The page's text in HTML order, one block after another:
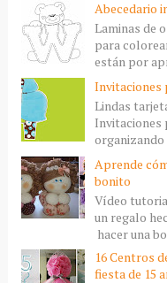
Abecedario
Laminas de
para
están por
Invitaciones
Lindas
Invitaciones
organizando
Aprende
bonito
Vídeo
un regalo
hacer una
16 Centros
fiesta de 15